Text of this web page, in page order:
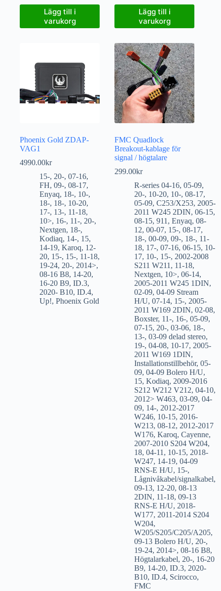
Lägg till i
varukorg
Lägg till i
varukorg
Phoenix Gold ZDAP-
VAG1
4990.00kr
15-, 20-, 07-16,
FH, 09-, 08-17,
Enyaq, 18-, 10-,
18-, 18-, 10-20,
17-, 13-, 11-18,
10>, 16-, 11-, 20-,
Nextgen, 18-,
Kodiaq, 14-, 15,
14-19, Karoq, 12-
20, 15-, 15-, 11-18,
19-24, 20-, 2014>,
08-16 B8, 14-20,
16-20 B9, ID.3,
2020- B10, ID.4,
Up!, Phoenix Gold
FMC Quadlock
Breakout-kablage för
signal / högtalare
299.00kr
R-series 04-16,05-09,
20-, 10-20, 10-,08-17,
05-09,C253/X253, 2005-
2011 W245 2DIN,06-15,
08-15,911 ,Enyaq,08-
12,00-07, 15-,08-17,
18-,00-09,09-, 18-, 11-
18, 17-,07-16,06-15, 10-
17, 10-, 15-, 2002-2008
S211 W211 , 11-18,
Nextgen, 10>,06-14,
2005-2011 W245 1DIN,
02-09,04-09 Stream
H/U,07-14, 15-, 2005-
2011 W169 2DIN,02-08,
Boxster, 11-, 16-,05-09,
07-15, 20-,03-06, 18-,
13-,03-09 delad stereo,
19-,04-08, 10-17, 2005-
2011 W169 1DIN,
Installationstillbehör,05-
09,04-09 Bolero H/U,
15,Kodiaq, 2009-2016
S212 W212 V212,04-10,
2012> W463,03-09,04-
09, 14-, 2012-2017
W246, 10-15, 2016-
W213,08-12, 2012-2017
W176,Karoq,Cayenne,
2007-2010 S204 W204,
18,04-11 , 10-15, 2018-
W247, 14-19,04-09
RNS-E H/U, 15-,
Lågnivåkabel/signalkabel,
09-13, 12-20,08-13
2DIN, 11-18,09-13
RNS-E H/U, 2018-
W177, 2011-2014 S204
W204,
W205/S205/C205/A205,
09-13 Bolero H/U, 20-,
19-24, 2014>,08-16 B8,
Högtalarkabel, 20-, 16-20
B9, 14-20,ID.3, 2020-
B10,ID.4, Scirocco,
FMC